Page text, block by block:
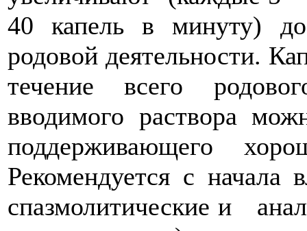
40 капель в минуту)
родовой деятельности.
течение всего
вводимого раствора
поддерживающего
Рекомендуется с начала
спазмолитические и